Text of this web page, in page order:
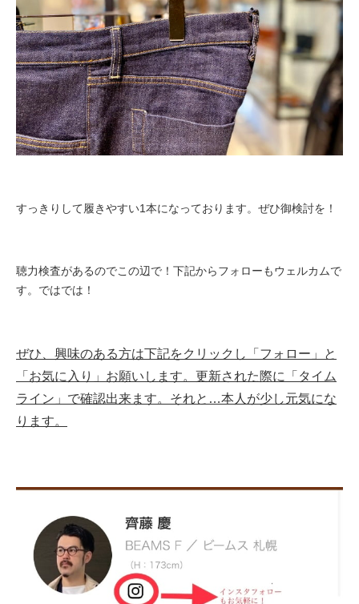
すっきりして履きやすい1本になっております。ぜひ御検討を！
聴力検査があるのでこの辺で！下記からフォローもウェルカムで
す。ではでは！
ぜひ、興味のある方は下記をクリックし「フォロー」と
「お気に入り」お願いします。更新された際に「タイム
ライン」で確認出来ます。それと…本人が少し元気にな
ります。